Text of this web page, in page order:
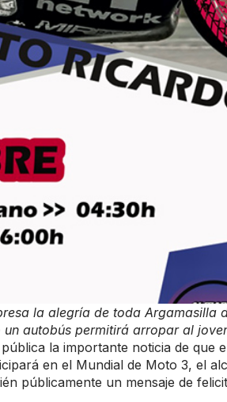
la alegría de toda Argamasilla
un autobús permitirá arropar al
la importante noticia de que
en el Mundial de Moto 3, el
públicamente un mensaje de